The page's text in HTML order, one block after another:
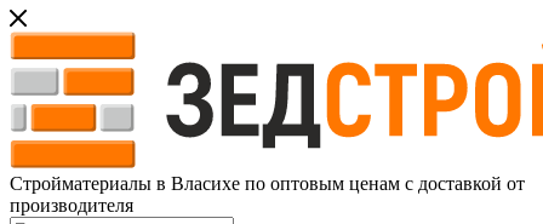
Стройматериалы в Власихе по оптовым ценам с доставкой от
производителя